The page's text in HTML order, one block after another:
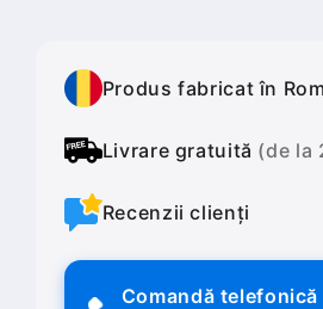
Produs fabricat în
Livrare gratuită (de la
Recenzii clienți
Comandă telefonică